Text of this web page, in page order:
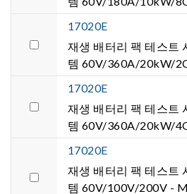
17020E
재생 배터리 팩 테스트
템 60V/360A/20kW/
17020E
재생 배터리 팩 테스트
템 60V/360A/20kW/
17020E
재생 배터리 팩 테스트
템 60V/100V/200V -